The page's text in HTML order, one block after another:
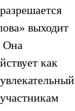
выходит
Она
как